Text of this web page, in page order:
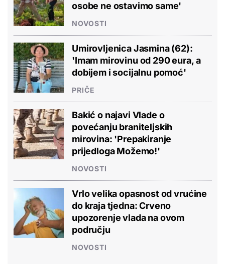
osobe ne ostavimo same'
NOVOSTI
Umirovljenica Jasmina (62):
'Imam mirovinu od 290 eura, a
dobijem i socijalnu pomoć'
PRIČE
Bakić o najavi Vlade o
povećanju braniteljskih
mirovina: 'Prepakiranje
prijedloga Možemo!'
NOVOSTI
Vrlo velika opasnost od vrućine
do kraja tjedna: Crveno
upozorenje vlada na ovom
području
NOVOSTI